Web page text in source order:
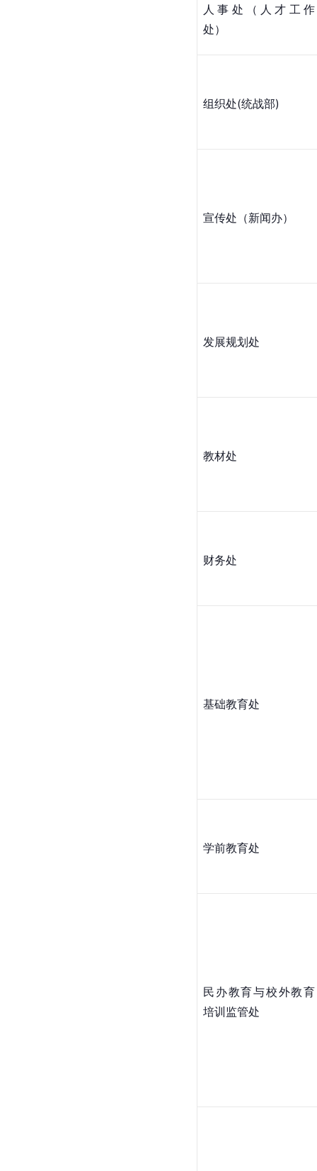
人事处（人才工作
处）
组织处(统战部)
宣传处（新闻办）
发展规划处
教材处
财务处
基础教育处
学前教育处
民办教育与校外教育
培训监管处